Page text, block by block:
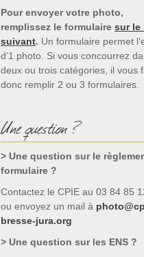
Pour envoyer votre photo,
remplissez le formulaire sur le
suivant. Un formulaire permet
d’1 photo. Si vous concourrez
deux ou trois catégories, il vous
donc remplir 2 ou 3 formulaires.
Une question ?
> Une question sur le
formulaire ?
Contactez le CPIE au 03 84 85
ou envoyez un mail à
bresse-jura.org
> Une question sur les ENS ?